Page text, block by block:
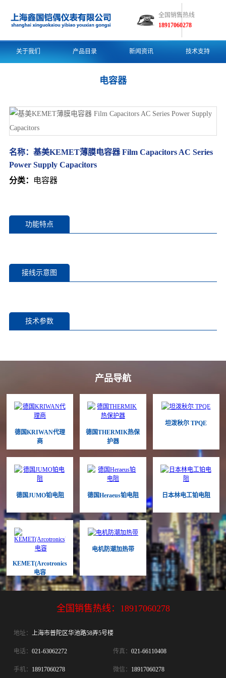
全国销售热线
18917060278
关于我们 产品目录 新闻资讯 技术支持
电容器
名称： 基美KEMET薄膜电容器 Film Capacitors​ AC Series
Power Supply Capacitors​ ​
分类：
电容器
功能特点
接线示意图
技术参数
产品导航
德国KRIWAN代理
商
德国THERMIK热保
护器
坦泼秋尔 TPQE
德国JUMO铂电阻 德国Heraeus铂电阻 日本林电工铂电阻
KEMET(Arcotronics)
电容
电机防潮加热带
全国销售热线： 18917060278
地址： 上海市普陀区华池路58弄5号楼
电话： 021-63062272 传真： 021-66110408
手机： 18917060278 微信： 18917060278